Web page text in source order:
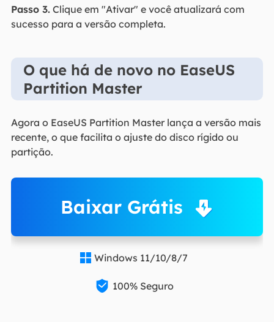
Passo 3.Clique em "Ativar" e você atualizará com
sucesso para a versão completa.
O que há de novo no EaseUS
Partition Master
Agora o EaseUS Partition Master lança a versão mais
recente, o que facilita o ajuste do disco rígido ou
partição.
Baixar Grátis
 Windows 11/10/8/7
 100% Seguro